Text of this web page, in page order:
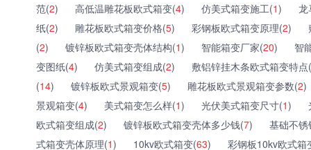
范(2) 高低温雕花板欧式箱变(4) 仿美式箱变施工(1)
龙
纸(2) 雕花板欧式箱变价格(5) 彩钢板欧式箱变原理(2)
(2) 镀锌板欧式箱变壳体结构(1) 智能箱变厂家(20)
智
变图纸(4) 仿美式箱变组成(2)
敷铝锌挂木条欧式箱变特点(
(14) 镀锌板欧式景观箱变(5) 雕花板欧式景观箱变参数(2)
景观箱变(4) 美式箱变怎么样(1) 光伏美式箱变尺寸(1)
欧式箱变组成(2) 镀锌板欧式箱变壳体多少钱(7)
基础不
式箱变壳体原理(1) 10kv欧式箱变(63)
彩钢板10kv欧式箱